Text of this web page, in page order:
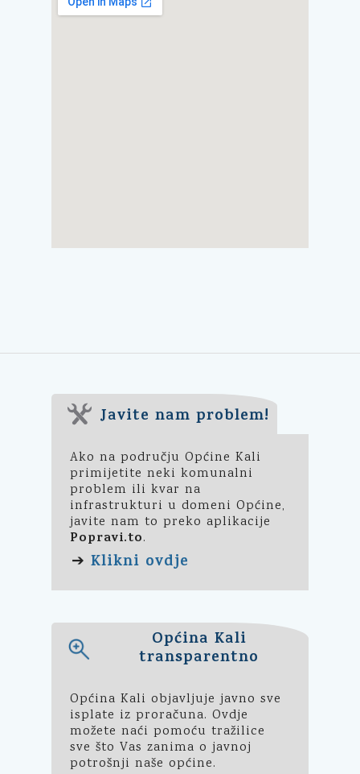
Javite nam problem!
Ako na području Općine Kali
primijetite neki komunalni
problem ili kvar na
infrastrukturi u domeni Općine,
javite nam to preko aplikacije
Popravi.to.
➔ Klikni ovdje
Općina Kali
transparentno
Općina Kali objavljuje javno sve
isplate iz proračuna. Ovdje
možete naći pomoću tražilice
sve što Vas zanima o javnoj
potrošnji naše općine.